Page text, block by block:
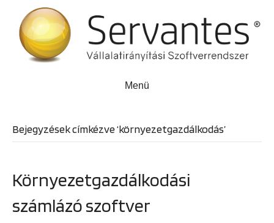
Menü
Bejegyzések címkézve ‘környezetgazdálkodás’
Környezetgazdálkodási
számlázó szoftver